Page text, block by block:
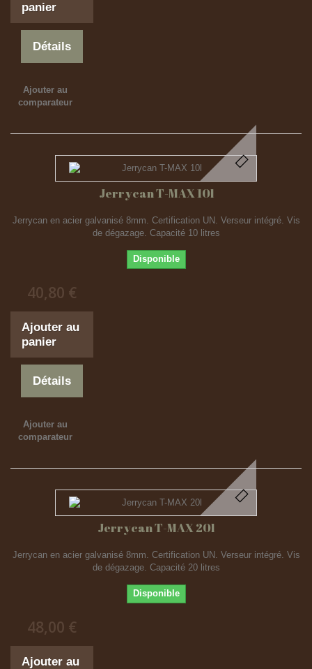
panier
Détails
Ajouter au
comparateur
Jerrycan T-MAX 10l
Jerrycan en acier galvanisé 8mm. Certification UN. Verseur intégré. Vis
de dégazage. Capacité 10 litres
Disponible
40,80 €
Ajouter au
panier
Détails
Ajouter au
comparateur
Jerrycan T-MAX 20l
Jerrycan en acier galvanisé 8mm. Certification UN. Verseur intégré. Vis
de dégazage. Capacité 20 litres
Disponible
48,00 €
Ajouter au